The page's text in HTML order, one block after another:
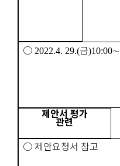
○ 2022.4. 29.(금)10:00∼
제안서 평가
관련
○ 제안요청서 참고